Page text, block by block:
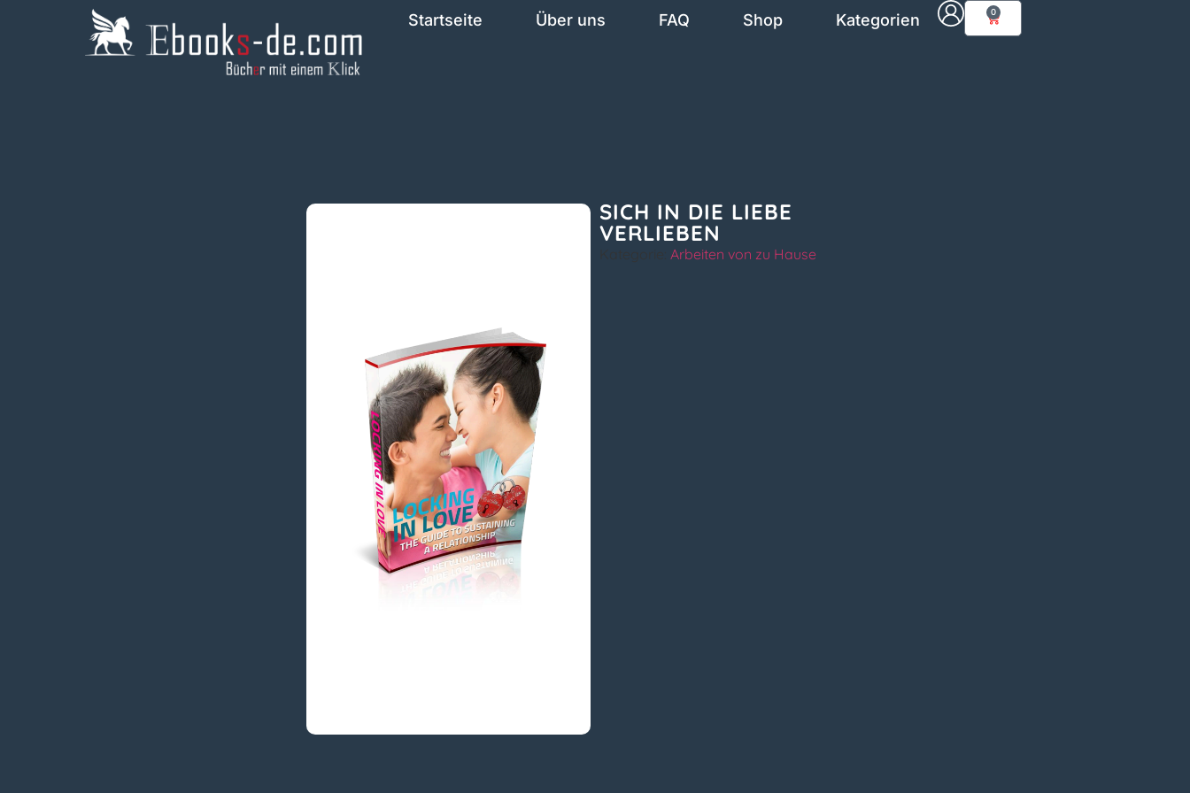
Startseite Über uns FAQ Shop Kategorien 0
SICH IN DIE LIEBE
VERLIEBEN
Kategorie:Arbeiten von zu Hause